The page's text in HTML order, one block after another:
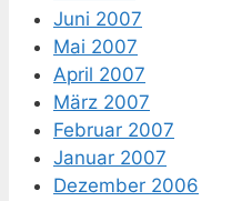
Juni 2007
Mai 2007
April 2007
März 2007
Februar 2007
Januar 2007
Dezember 2006